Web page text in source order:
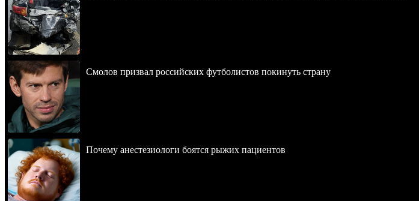
Смолов призвал российских футболистов покинуть страну
Почему анестезиологи боятся рыжих пациентов